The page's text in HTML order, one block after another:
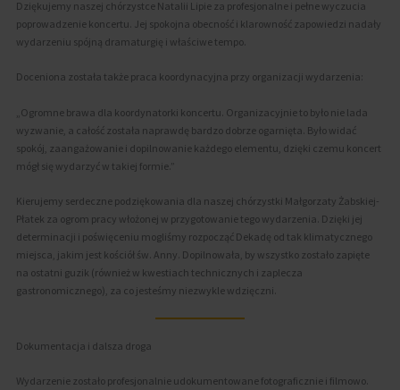
Dziękujemy naszej chórzystce Natalii Lipie za profesjonalne i pełne wyczucia
poprowadzenie koncertu. Jej spokojna obecność i klarowność zapowiedzi nadały
wydarzeniu spójną dramaturgię i właściwe tempo.
Doceniona została także praca koordynacyjna przy organizacji wydarzenia:
„Ogromne brawa dla koordynatorki koncertu. Organizacyjnie to było nie lada
wyzwanie, a całość została naprawdę bardzo dobrze ogarnięta. Było widać
spokój, zaangażowanie i dopilnowanie każdego elementu, dzięki czemu koncert
mógł się wydarzyć w takiej formie.”
Kierujemy serdeczne podziękowania dla naszej chórzystki Małgorzaty Żabskiej-
Płatek za ogrom pracy włożonej w przygotowanie tego wydarzenia. Dzięki jej
determinacji i poświęceniu mogliśmy rozpocząć Dekadę od tak klimatycznego
miejsca, jakim jest kościół św. Anny. Dopilnowała, by wszystko zostało zapięte
na ostatni guzik (również w kwestiach technicznych i zaplecza
gastronomicznego), za co jesteśmy niezwykle wdzięczni.
Dokumentacja i dalsza droga
Wydarzenie zostało profesjonalnie udokumentowane fotograficznie i filmowo.